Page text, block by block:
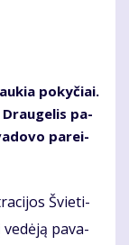
po­ky­čiai.
pa­
pa­rei­
Švie­ti­
pa­va­